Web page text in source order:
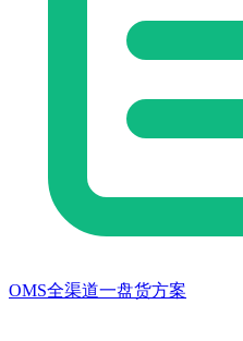
OMS全渠道一盘货方案